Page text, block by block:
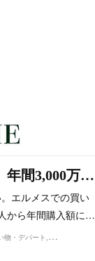
年間3,000万…
エルメスでの買い
から年間購入額に…
物・デパート 物価